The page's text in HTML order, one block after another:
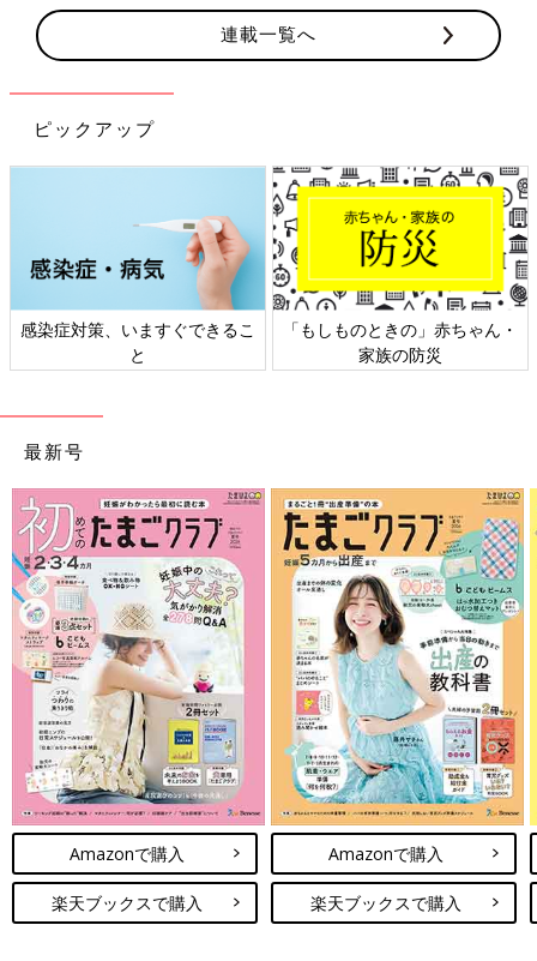
連載一覧へ
ピックアップ
感染症対策、いますぐできるこ
と
「もしものときの」赤ちゃん・
家族の防災
最新号
Amazonで購入
楽天ブックスで購入
Amazonで購入
楽天ブックスで購入